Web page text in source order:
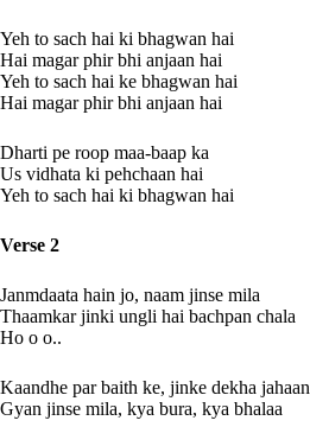
Yeh to sach hai ki bhagwan hai
Hai magar phir bhi anjaan hai
Yeh to sach hai ke bhagwan hai
Hai magar phir bhi anjaan hai
Dharti pe roop maa-baap ka
Us vidhata ki pehchaan hai
Yeh to sach hai ki bhagwan hai
Verse 2
Janmdaata hain jo, naam jinse mila
Thaamkar jinki ungli hai bachpan chala
Ho o o..
Kaandhe par baith ke, jinke dekha jahaan
Gyan jinse mila, kya bura, kya bhalaa